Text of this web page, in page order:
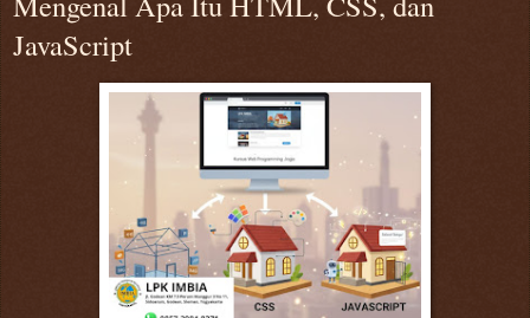
JavaScript